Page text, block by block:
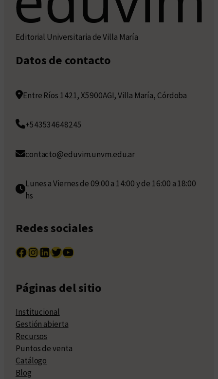
Editorial Universitaria de Villa María
Datos de contacto
Entre Ríos 1421, X5900AGI, Villa María, Córdoba
+543534648245
contacto@eduvim.unvm.edu.ar
Lunes a Viernes de 09:00 a 14:00 y de 16:00 a 18:00
hs
Redes sociales
Facebook InstagramLinkedIn Twitter YouTube
Páginas del sitio
Institucional
Gestión abierta
Recursos
Puntos de venta
Catálogo
Blog